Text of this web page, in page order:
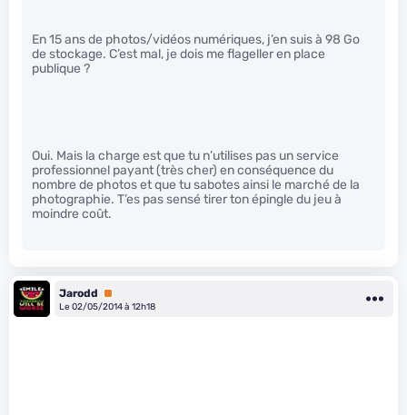
En 15 ans de photos/vidéos numériques, j’en suis à 98 Go
de stockage. C’est mal, je dois me flageller en place
publique ?
Oui. Mais la charge est que tu n’utilises pas un service
professionnel payant (très cher) en conséquence du
nombre de photos et que tu sabotes ainsi le marché de la
photographie. T’es pas sensé tirer ton épingle du jeu à
moindre coût.
Jarodd
Premium
Le 02/05/2014 à 12h18